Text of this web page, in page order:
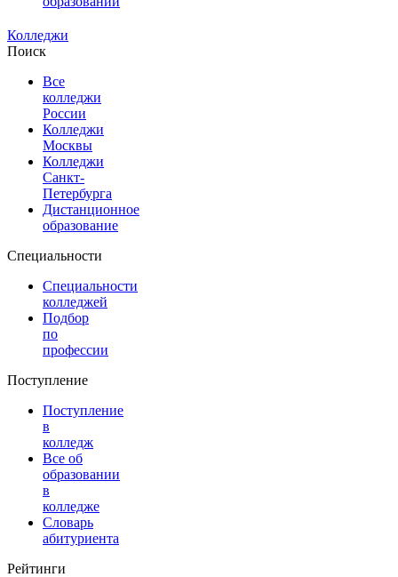
Колледжи
Поиск
Все
колледжи
России
Колледжи
Москвы
Колледжи
Санкт-
Петербурга
Дистанционное
образование
Специальности
Специальности
колледжей
Подбор
по
профессии
Поступление
Поступление
в
колледж
Все об
образовании
в
колледже
Словарь
абитуриента
Рейтинги